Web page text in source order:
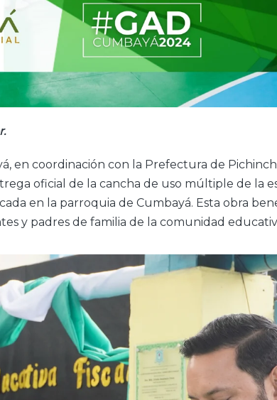
en coordinación con la Prefectura de
oficial de la cancha de uso múltiple de la
en la parroquia de Cumbayá. Esta obra
y padres de familia de la comunidad